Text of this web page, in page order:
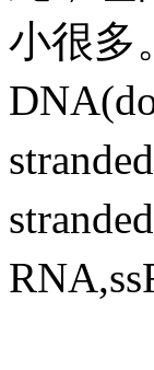
小很多